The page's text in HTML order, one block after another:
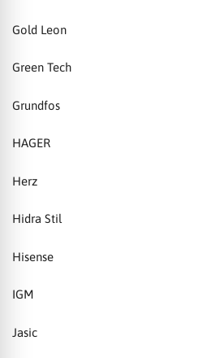
Gold Leon
Green Tech
Grundfos
HAGER
Herz
Hidra Stil
Hisense
IGM
Jasic